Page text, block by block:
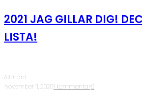
2021 JAG GILLAR DIG!
LISTA!
Allmänt
·november 11, 2020·1 kommentar·6